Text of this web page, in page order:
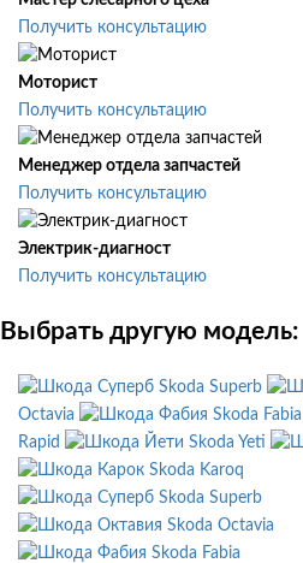
Получить консультацию
Моторист
Получить консультацию
Менеджер отдела запчастей
Получить консультацию
Электрик-диагност
Получить консультацию
Выбрать другую модель:
Skoda Superb
Octavia
Skoda Fabia
Rapid
Skoda Yeti
Skoda Karoq
Skoda Superb
Skoda Octavia
Skoda Fabia